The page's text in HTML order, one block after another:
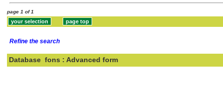
page 1 of 1
Refine the search
Database fons : Advanced form